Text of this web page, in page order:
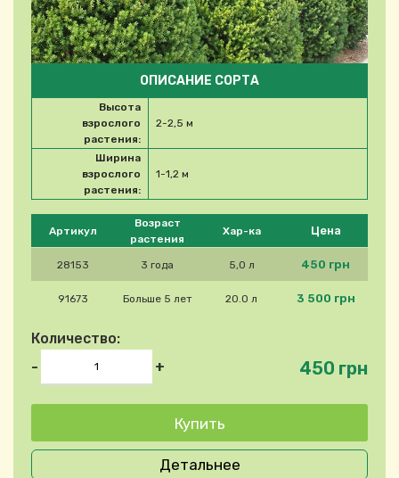
Please select product
Артикул
Возраст
растения
Хар-ка Цена
28153 3 года 5,0 л 450 грн
91673 Больше 5 лет 20.0 л 3 500 грн
Количество:
-
+ 450 грн
ОПИСАНИЕ СОРТА
Высота
взрослого
растения:
2-2,5 м
Ширина
взрослого
растения:
1-1,2 м
Детальнее